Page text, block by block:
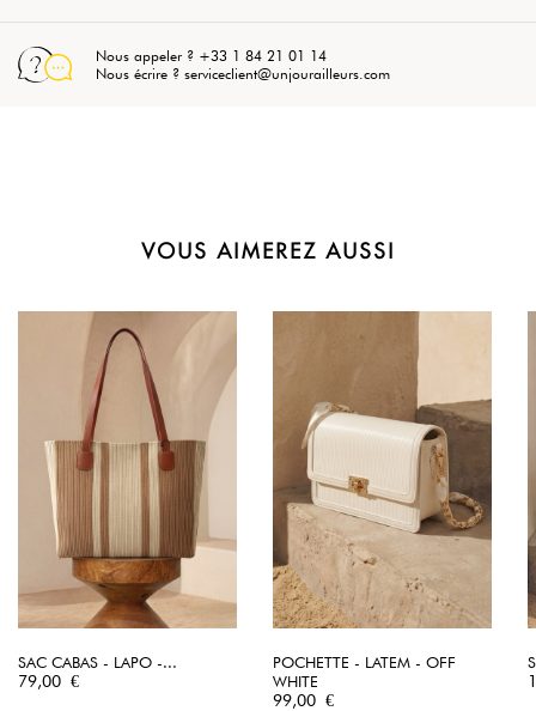
Nous appeler ? +33 1 84 21 01 14
Nous écrire ? serviceclient@unjourailleurs.com
VOUS AIMEREZ AUSSI
SAC CABAS - LAPO -...
Prix
79,00 €
POCHETTE - LATEM - OFF
WHITE
Prix
99,00 €